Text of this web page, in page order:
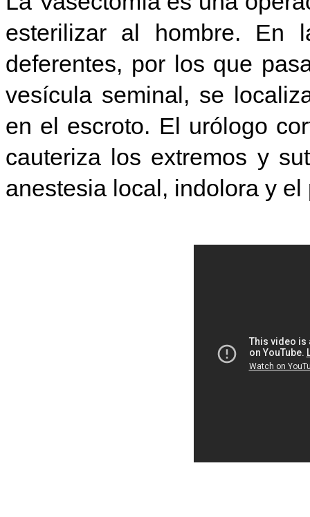
esterilizar al hombre. En
deferentes, por los que
vesícula seminal, se
en el escroto. El urólogo
cauteriza los extremos y
anestesia local, indolora y